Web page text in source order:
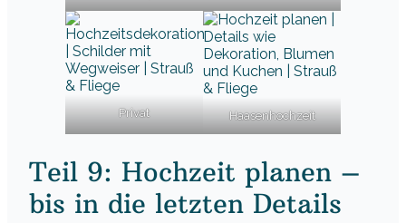
Privat Haasenhochzeit
Teil 9: Hochzeit planen –
bis in die letzten Details